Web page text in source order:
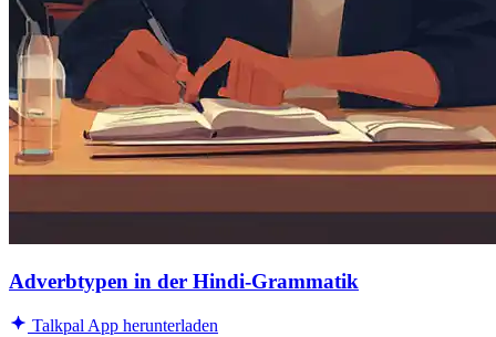
Adverbtypen in der Hindi-Grammatik
Talkpal App herunterladen